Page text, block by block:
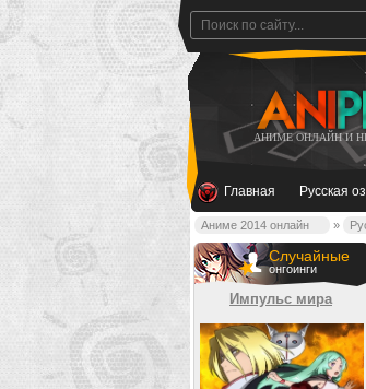
АНИМЕ ОНЛАЙН И
Главная Русская
Аниме 2014 онлайн »
Случайные
онгоинги
Импульс мира